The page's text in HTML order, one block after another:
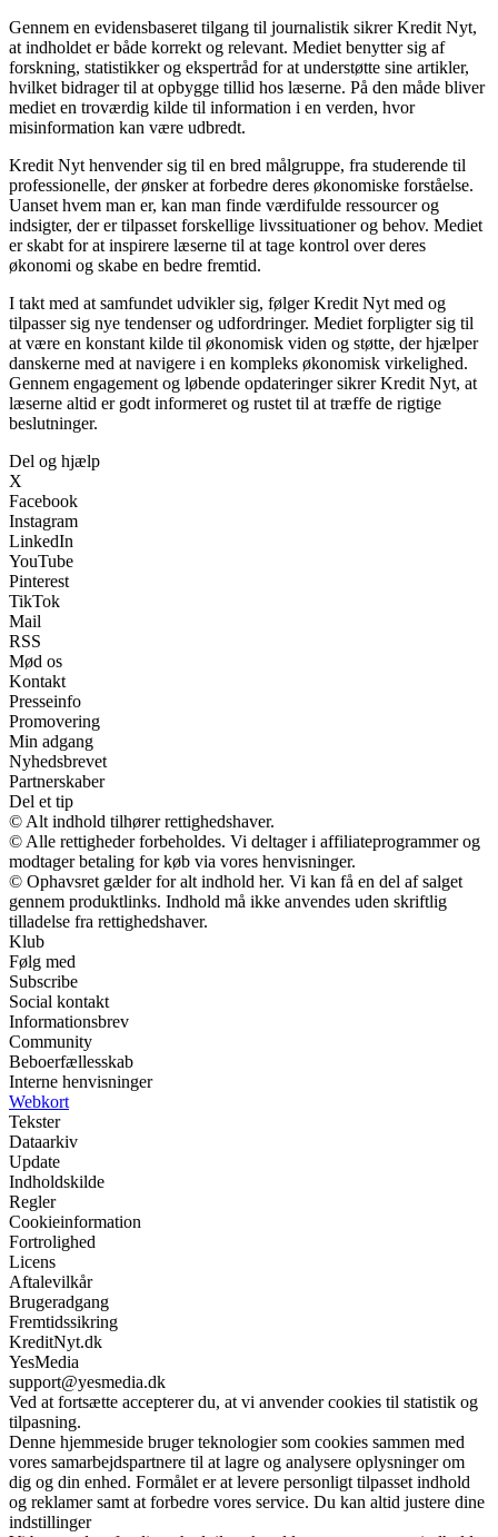
Gennem en evidensbaseret tilgang til journalistik sikrer Kredit Nyt,
at indholdet er både korrekt og relevant. Mediet benytter sig af
forskning, statistikker og ekspertråd for at understøtte sine artikler,
hvilket bidrager til at opbygge tillid hos læserne. På den måde bliver
mediet en troværdig kilde til information i en verden, hvor
misinformation kan være udbredt.
Kredit Nyt henvender sig til en bred målgruppe, fra studerende til
professionelle, der ønsker at forbedre deres økonomiske forståelse.
Uanset hvem man er, kan man finde værdifulde ressourcer og
indsigter, der er tilpasset forskellige livssituationer og behov. Mediet
er skabt for at inspirere læserne til at tage kontrol over deres
økonomi og skabe en bedre fremtid.
I takt med at samfundet udvikler sig, følger Kredit Nyt med og
tilpasser sig nye tendenser og udfordringer. Mediet forpligter sig til
at være en konstant kilde til økonomisk viden og støtte, der hjælper
danskerne med at navigere i en kompleks økonomisk virkelighed.
Gennem engagement og løbende opdateringer sikrer Kredit Nyt, at
læserne altid er godt informeret og rustet til at træffe de rigtige
beslutninger.
Del og hjælp
X
Facebook
Instagram
LinkedIn
YouTube
Pinterest
TikTok
Mail
RSS
Mød os
Kontakt
Presseinfo
Promovering
Min adgang
Nyhedsbrevet
Partnerskaber
Del et tip
© Alt indhold tilhører rettighedshaver.
© Alle rettigheder forbeholdes. Vi deltager i affiliateprogrammer og
modtager betaling for køb via vores henvisninger.
© Ophavsret gælder for alt indhold her. Vi kan få en del af salget
gennem produktlinks. Indhold må ikke anvendes uden skriftlig
tilladelse fra rettighedshaver.
Klub
Følg med
Subscribe
Social kontakt
Informationsbrev
Community
Beboerfællesskab
Interne henvisninger
Webkort
Tekster
Dataarkiv
Update
Indholdskilde
Regler
Cookieinformation
Fortrolighed
Licens
Aftalevilkår
Brugeradgang
Fremtidssikring
KreditNyt.dk
YesMedia
support@yesmedia.dk
Ved at fortsætte accepterer du, at vi anvender cookies til statistik og
tilpasning.
Denne hjemmeside bruger teknologier som cookies sammen med
vores samarbejdspartnere til at lagre og analysere oplysninger om
dig og din enhed. Formålet er at levere personligt tilpasset indhold
og reklamer samt at forbedre vores service. Du kan altid justere dine
indstillinger